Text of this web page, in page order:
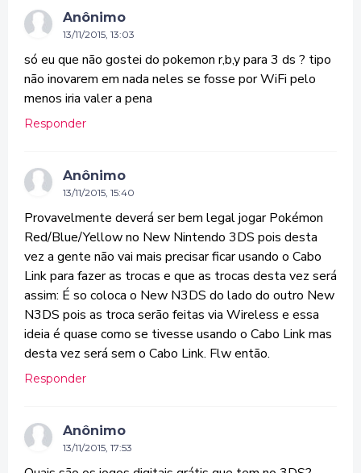
Anônimo
13/11/2015, 13:03
só eu que não gostei do pokemon r,b,y para 3 ds ? tipo
não inovarem em nada neles se fosse por WiFi pelo
menos iria valer a pena
Responder
Anônimo
13/11/2015, 15:40
Provavelmente deverá ser bem legal jogar Pokémon
Red/Blue/Yellow no New Nintendo 3DS pois desta
vez a gente não vai mais precisar ficar usando o Cabo
Link para fazer as trocas e que as trocas desta vez será
assim: É so coloca o New N3DS do lado do outro New
N3DS pois as troca serão feitas via Wireless e essa
ideia é quase como se tivesse usando o Cabo Link mas
desta vez será sem o Cabo Link. Flw então.
Responder
Anônimo
13/11/2015, 17:53